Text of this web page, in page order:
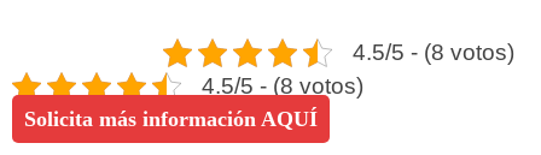
4.5/5 - (8 votos)
4.5/5 - (8 votos)
Solicita más información AQUÍ